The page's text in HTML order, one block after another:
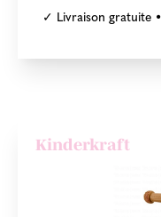
✓ Livraison gratuite
Kinderkraft